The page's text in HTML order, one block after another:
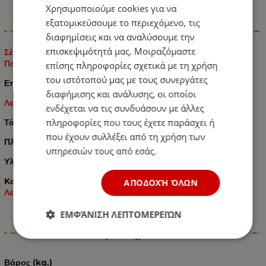
Πληροφορίες
Σέτ Όγκου Neon Κερατάκια 12V - 24V IP66 Κόκκινό / Λευκό /
Πορτοκαλί 142mm
Επιφανειακής ΤοποθέτησηςLED με εφέ Neon
Λειτουργία σε 3 πλευρές: Eμπρός / Πίσω / Πλάι
Τάση Λειτουργίας12V - 24V
Πλευρική Τοποθέτηση
Υλικό Μη Διαβρωτικό
Kατάλληλο για όλα τα Αυτοκίνητα:Ημιφορτηγά / Φορτηγά /
Λεωφορεία / Τρακτέρ – Γεωργικά Μηχανήματα κτλ.
Βάρος (kg.)
Χρησιμοποιούμε cookies για να
εξατομικεύσουμε το περιεχόμενο, τις
διαφημίσεις και να αναλύσουμε την
επισκεψιμότητά μας. Μοιραζόμαστε
επίσης πληροφορίες σχετικά με τη χρήση
του ιστότοπού μας με τους συνεργάτες
διαφήμισης και ανάλυσης, οι οποίοι
ενδέχεται να τις συνδυάσουν με άλλες
πληροφορίες που τους έχετε παράσχει ή
που έχουν συλλέξει από τη χρήση των
υπηρεσιών τους από εσάς.
ΑΠΟΔΟΧΉ ΌΛΩΝ
ΕΜΦΆΝΙΣΗ ΛΕΠΤΟΜΕΡΕΙΏΝ